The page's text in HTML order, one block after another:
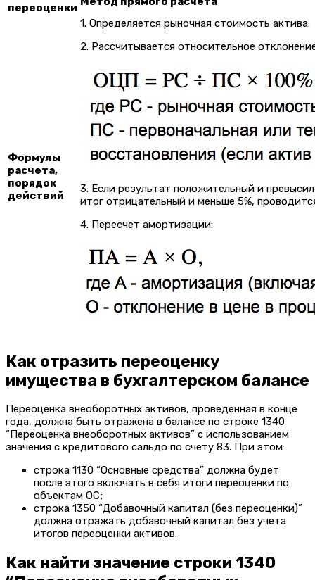
переоценки
Формулы
расчета,
порядок
действий
1. Определяется рыночная стоимость актива.
2. Рассчитывается относительное
3. Если результат положительный и
итог отрицательный и меньше 5%,
4. Пересчет амортизации:
Как отразить переоценку
имущества в бухгалтерском балансе
Переоценка внеоборотных активов, проведенная в конце
года, должна быть отражена в балансе по строке 1340
“Переоценка внеоборотных активов” с использованием
значения с кредитового сальдо по счету 83. При этом:
строка 1130 “Основные средства” должна будет
после этого включать в себя итоги переоценки по
объектам ОС;
строка 1350 “Добавочный капитал (без переоценки)”
должна отражать добавочный капитал без учета
итогов переоценки активов.
Как найти значение строки 1340